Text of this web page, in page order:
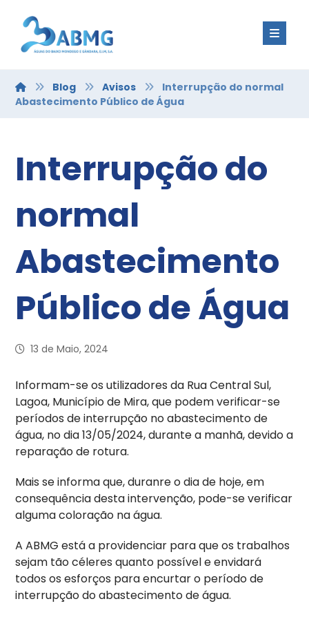
Blog Avisos
Interrupção do normal
Abastecimento Público de Água
Interrupção do
normal
Abastecimento
Público de Água
13 de Maio, 2024
Informam-se os utilizadores da Rua Central Sul,
Lagoa, Município de Mira, que podem verificar-se
períodos de interrupção no abastecimento de
água, no dia 13/05/2024, durante a manhã, devido a
reparação de rotura.
Mais se informa que, duranre o dia de hoje, em
consequência desta intervenção, pode-se verificar
alguma coloração na água.
A ABMG está a providenciar para que os trabalhos
sejam tão céleres quanto possível e envidará
todos os esforços para encurtar o período de
interrupção do abastecimento de água.